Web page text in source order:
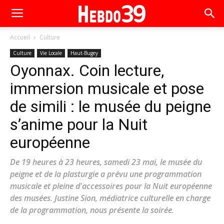
Accueil Culture
Culture Vie Locale Haut-Bugey
Oyonnax. Coin lecture,
immersion musicale et pose
de simili : le musée du peigne
s’anime pour la Nuit
européenne
De 19 heures à 23 heures, samedi 23 mai, le musée du
peigne et de la plasturgie a prévu une programmation
musicale et pleine d'accessoires pour la Nuit européenne
des musées. Justine Sion, médiatrice culturelle en charge
de la programmation, nous présente la soirée.